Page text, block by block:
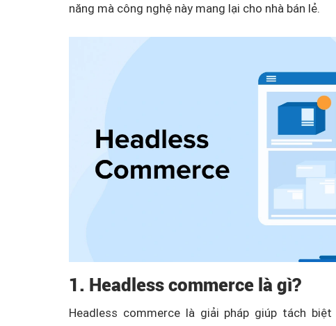
năng mà công nghệ này mang lại cho nhà bán lẻ.
1. Headless commerce là gì?
Headless commerce là giải pháp giúp tách